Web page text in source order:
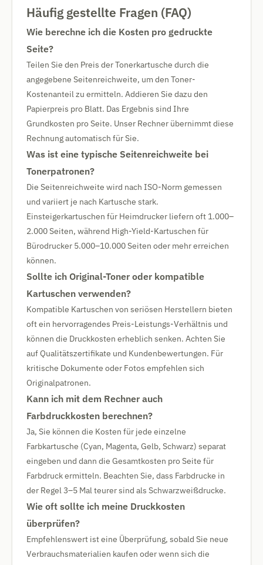
Häufig gestellte Fragen (FAQ)
Wie berechne ich die Kosten pro gedruckte
Seite?
Teilen Sie den Preis der Tonerkartusche durch die
angegebene Seitenreichweite, um den Toner-
Kostenanteil zu ermitteln. Addieren Sie dazu den
Papierpreis pro Blatt. Das Ergebnis sind Ihre
Grundkosten pro Seite. Unser Rechner übernimmt diese
Rechnung automatisch für Sie.
Was ist eine typische Seitenreichweite bei
Tonerpatronen?
Die Seitenreichweite wird nach ISO-Norm gemessen
und variiert je nach Kartusche stark.
Einsteigerkartuschen für Heimdrucker liefern oft 1.000–
2.000 Seiten, während High-Yield-Kartuschen für
Bürodrucker 5.000–10.000 Seiten oder mehr erreichen
können.
Sollte ich Original-Toner oder kompatible
Kartuschen verwenden?
Kompatible Kartuschen von seriösen Herstellern bieten
oft ein hervorragendes Preis-Leistungs-Verhältnis und
können die Druckkosten erheblich senken. Achten Sie
auf Qualitätszertifikate und Kundenbewertungen. Für
kritische Dokumente oder Fotos empfehlen sich
Originalpatronen.
Kann ich mit dem Rechner auch
Farbdruckkosten berechnen?
Ja, Sie können die Kosten für jede einzelne
Farbkartusche (Cyan, Magenta, Gelb, Schwarz) separat
eingeben und dann die Gesamtkosten pro Seite für
Farbdruck ermitteln. Beachten Sie, dass Farbdrucke in
der Regel 3–5 Mal teurer sind als Schwarzweißdrucke.
Wie oft sollte ich meine Druckkosten
überprüfen?
Empfehlenswert ist eine Überprüfung, sobald Sie neue
Verbrauchsmaterialien kaufen oder wenn sich die